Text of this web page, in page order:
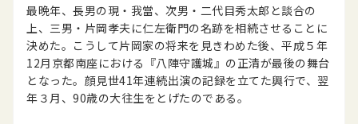
最晩年、長男の現・我當、次男・二代目秀太郎と談合の
上、三男・片岡孝夫に仁左衛門の名跡を相続させることに
決めた。こうして片岡家の将来を見きわめた後、平成５年
12月京都南座における『八陣守護城』の正清が最後の舞台
となった。顔見世41年連続出演の記録を立てた興行で、翌
年３月、90歳の大往生をとげたのである。